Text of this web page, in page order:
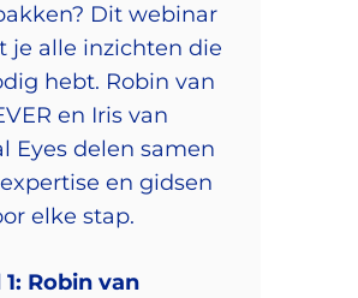
Dit webinar
je alle inzichten die
hebt. Robin van
en Iris van
Eyes delen samen
en gidsen
elke stap.
1: Robin van